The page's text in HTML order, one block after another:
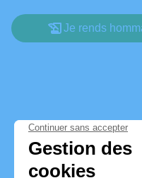
Je rends